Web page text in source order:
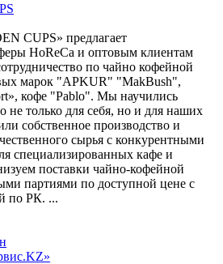
CUPS» предлагает
HoReCa и оптовым клиентам
по чайно кофейной
марок "APKUR" "MakBush",
кофе "Pablo". Мы научились
не только для себя, но и для наших
собственное производство и
сырья с конкурентными
специализированных кафе и
поставки чайно-кофейной
партиями по доступной цене с
по РК. ...